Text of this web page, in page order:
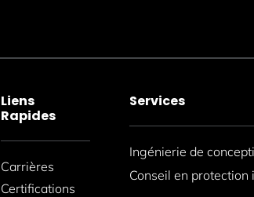
Liens
Rapides
Carrières
Certifications
Services
Ingénierie de
Conseil en protection